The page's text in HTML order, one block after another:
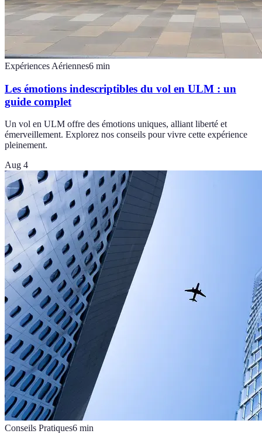
Expériences Aériennes6 min
Les émotions indescriptibles du vol en ULM : un
guide complet
Un vol en ULM offre des émotions uniques, alliant liberté et
émerveillement. Explorez nos conseils pour vivre cette expérience
pleinement.
Aug 4
Conseils Pratiques6 min